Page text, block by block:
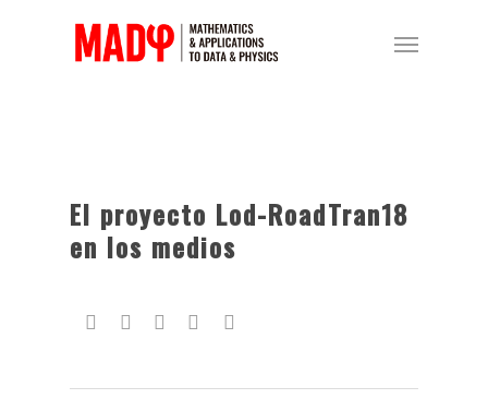
El proyecto Lod-RoadTran18
en los medios